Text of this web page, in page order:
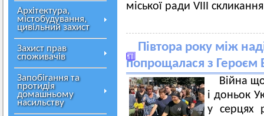
Архітектура,
містобудування,
цивільний захист
Захист прав
споживачів
Запобігання та
протидія
домашньому
насильству
міської ради VIII
Півтора року між
попрощалася з Героєм
Війна
і доньок
у серцях